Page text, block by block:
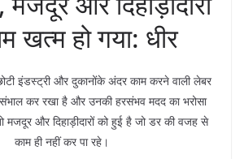
खत्म हो गया: धीर
इंडस्ट्री और दुकानोंके अंदर काम करने वाली लेबर
कर रखा है और उनकी हरसंभव मदद का भरोसा
मजदूर और दिहाड़ीदारों को हुई है जो डर की वजह से
काम ही नहीं कर पा रहे।